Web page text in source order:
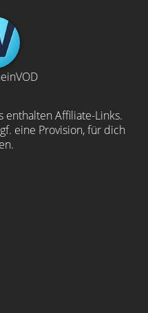
enthalten Affiliate-Links.
eine Provision, für dich